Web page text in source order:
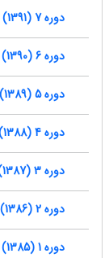
دوره 7 (1391)
دوره 6 (1390)
دوره 5 (1389)
دوره 4 (1388)
دوره 3 (1387)
دوره 2 (1386)
دوره 1 (1385)